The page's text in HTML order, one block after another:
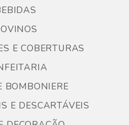
E COBERTURAS
BOMBONIERE
E DESCARTÁVEIS